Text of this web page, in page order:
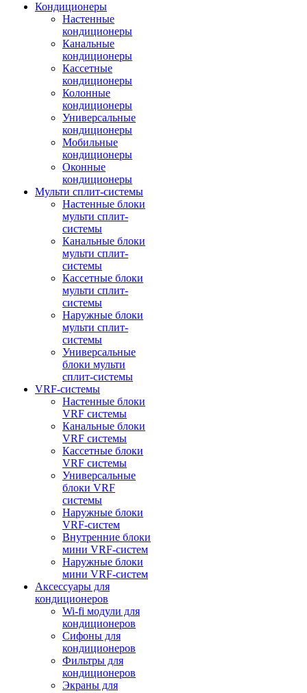
Кондиционеры
Настенные
кондиционеры
Канальные
кондиционеры
Кассетные
кондиционеры
Колонные
кондиционеры
Универсальные
кондиционеры
Мобильные
кондиционеры
Оконные
кондиционеры
Мульти сплит-системы
Настенные блоки
мульти сплит-
системы
Канальные блоки
мульти сплит-
системы
Кассетные блоки
мульти сплит-
системы
Наружные блоки
мульти сплит-
системы
Универсальные
блоки мульти
сплит-системы
VRF-системы
Настенные блоки
VRF системы
Канальные блоки
VRF системы
Кассетные блоки
VRF системы
Универсальные
блоки VRF
системы
Наружные блоки
VRF-систем
Внутренние блоки
мини VRF-систем
Наружные блоки
мини VRF-систем
Аксессуары для
кондиционеров
Wi-fi модули для
кондиционеров
Сифоны для
кондиционеров
Фильтры для
кондиционеров
Экраны для